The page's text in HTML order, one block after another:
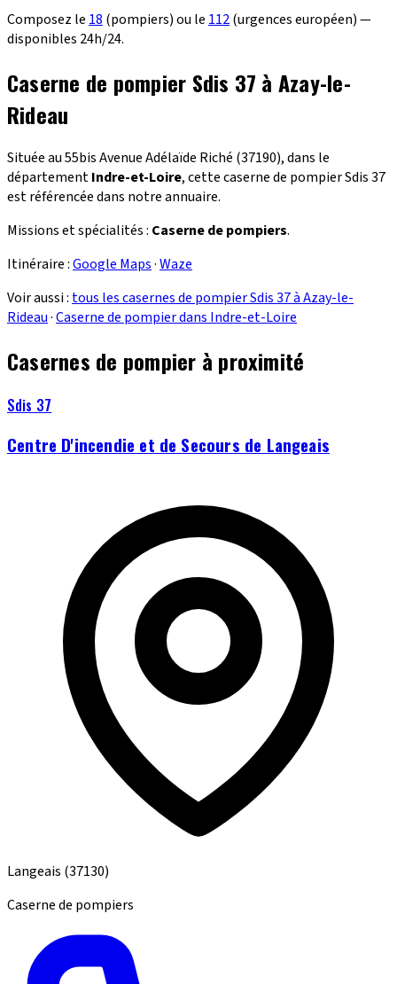
Composez le 18 (pompiers) ou le 112(urgences européen) —
disponibles 24h/24.
Caserne de pompier Sdis 37 à Azay-le-
Rideau
Située au 55bis Avenue Adélaïde Riché (37190), dans le
départementIndre-et-Loire, cette caserne de pompier Sdis 37
est référencée dans notre annuaire.
Missions et spécialités : Caserne de pompiers.
Itinéraire :Google Maps·Waze
Voir aussi : tous les casernes de pompier Sdis 37 à Azay-le-
Rideau·Caserne de pompier dans Indre-et-Loire
Casernes de pompier à proximité
Sdis 37
Centre D'incendie et de Secours de Langeais
Langeais (37130)
Caserne de pompiers